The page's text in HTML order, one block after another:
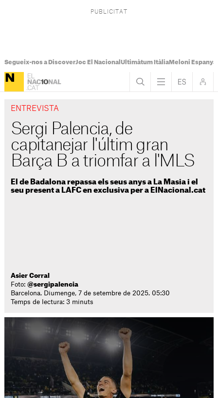
Segueix-nos a DiscoverJoc El Nacional Ultimàtum ItàliaMeloni Espanya
ENTREVISTA
Sergi Palencia, de
capitanejar l'últim gran
Barça B a triomfar a l'MLS
El de Badalona repassa els seus anys a La Masia i el
seu present a LAFC en exclusiva per a ElNacional.cat
Asier Corral
Foto:@sergipalencia
Barcelona. Diumenge, 7 de setembre de 2025. 05:30
Temps de lectura: 3 minuts